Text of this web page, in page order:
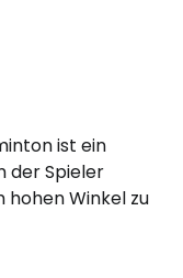
ist ein
der Spieler
hohen Winkel zu